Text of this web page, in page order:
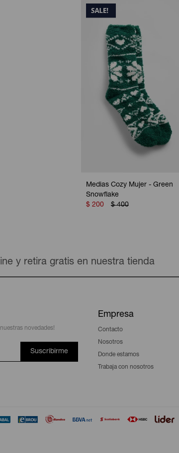
Medias Cozy Mujer - Green
Snowflake
$ 200 $ 400
y retira gratis en nuestra tienda
novedades!
Suscribirme
Empresa
Contacto
Nosotros
Donde estamos
Trabaja con nosotros